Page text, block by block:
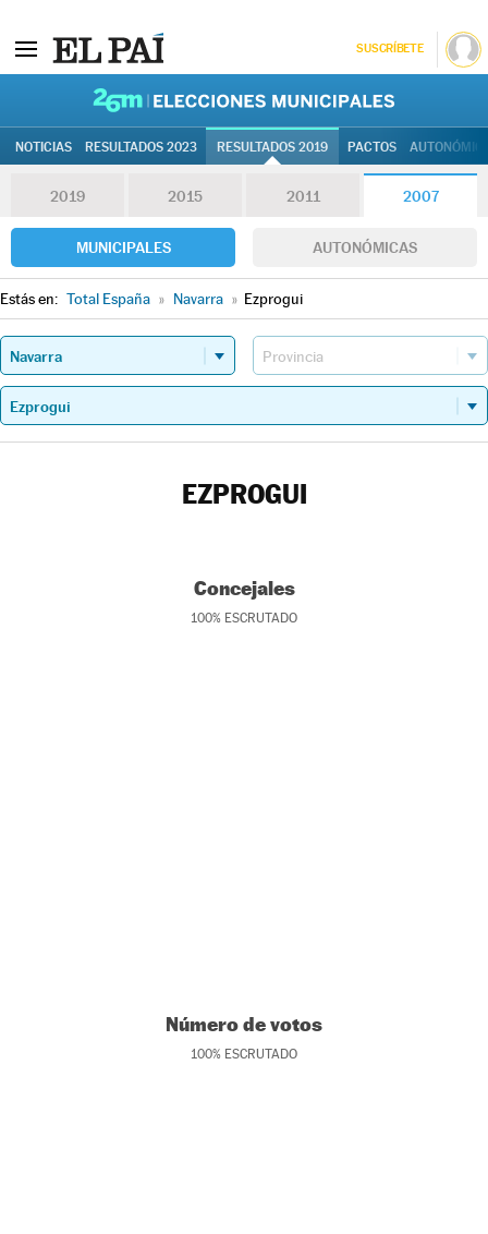
SUSCRÍBETE
NOTICIAS RESULTADOS 2023 RESULTADOS 2019 PACTOS
2019 2015 2011 2007
MUNICIPALES AUTONÓMICAS
Estás en: Total España » Navarra » Ezprogui
EZPROGUI
Concejales
100% ESCRUTADO
Número de votos
100% ESCRUTADO